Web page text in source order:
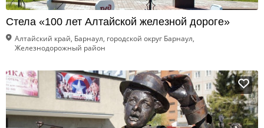
Стела «100 лет Алтайской железной дороге»
Алтайский край, Барнаул, городской округ Барнаул,
Железнодорожный район